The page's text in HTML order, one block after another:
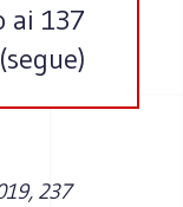
ai 137
237